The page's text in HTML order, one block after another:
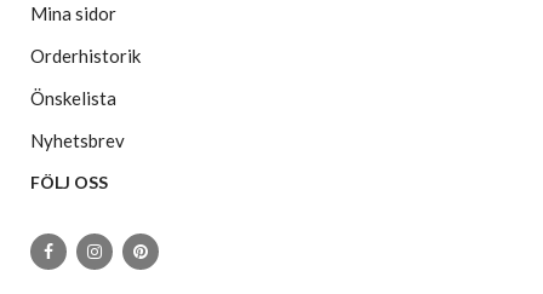
Mina sidor
Orderhistorik
Önskelista
Nyhetsbrev
FÖLJ OSS